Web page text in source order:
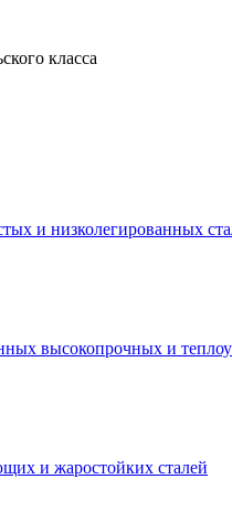
класса
и низколегированных
высокопрочных и
и жаростойких сталей